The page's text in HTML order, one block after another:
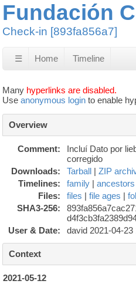
Fundación
Check-in [893fa856a7]
☰ Home Timeline
Many hyperlinks are disabled.
Use anonymous login to enable
Overview
Comment:
Incluí Dato por
corregido
Downloads:
Tarball | ZIP
Timelines:
family | ancestors
Files:
files | file ages |
SHA3-256:
User & Date:
david 2021-04-23
Context
2021-05-12